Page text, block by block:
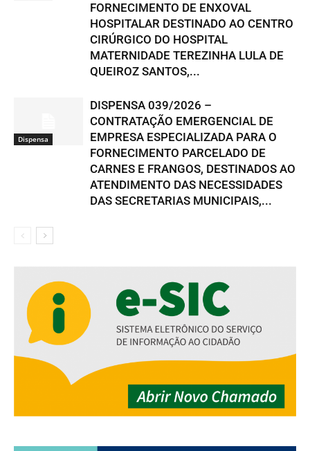
FORNECIMENTO DE ENXOVAL
HOSPITALAR DESTINADO AO CENTRO
CIRÚRGICO DO HOSPITAL
MATERNIDADE TEREZINHA LULA DE
QUEIROZ SANTOS,...
Dispensa
DISPENSA 039/2026 –
CONTRATAÇÃO EMERGENCIAL DE
EMPRESA ESPECIALIZADA PARA O
FORNECIMENTO PARCELADO DE
CARNES E FRANGOS, DESTINADOS AO
ATENDIMENTO DAS NECESSIDADES
DAS SECRETARIAS MUNICIPAIS,...